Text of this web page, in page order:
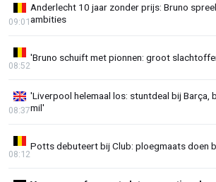
Anderlecht 10 jaar zonder prijs: Bruno
ambities
09:01
'Bruno schuift met pionnen: groot
08:52
'Liverpool helemaal los: stuntdeal bij Barça,
mil'
08:37
Potts debuteert bij Club: ploegmaats doen
08:12